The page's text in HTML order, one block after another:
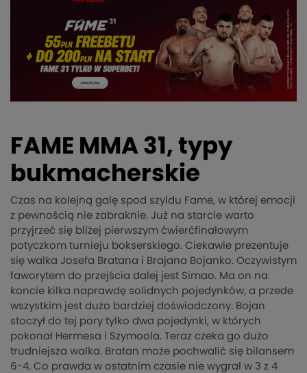
FAME MMA 31, typy
bukmacherskie
Czas na kolejną galę spod szyldu Fame, w której emocji
z pewnością nie zabraknie. Już na starcie warto
przyjrzeć się bliżej pierwszym ćwierćfinałowym
potyczkom turnieju bokserskiego. Ciekawie prezentuje
się walka Josefa Bratana i Brajana Bojanko. Oczywistym
faworytem do przejścia dalej jest Simao. Ma on na
koncie kilka naprawdę solidnych pojedynków, a przede
wszystkim jest dużo bardziej doświadczony. Bojan
stoczył do tej pory tylko dwa pojedynki, w których
pokonał Hermesa i Szymoola. Teraz czeka go dużo
trudniejsza walka. Bratan może pochwalić się bilansem
6-4. Co prawda w ostatnim czasie nie wygrał w 3 z 4